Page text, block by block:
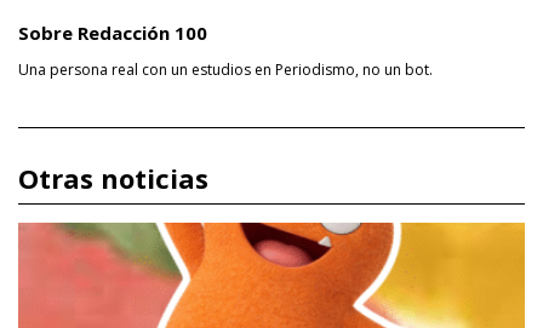
Sobre Redacción 100
Una persona real con un estudios en Periodismo, no un bot.
Otras noticias